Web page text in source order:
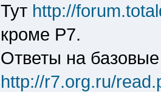
Тут http://
кроме Р7.
Ответы на
http://r7.org.ru/